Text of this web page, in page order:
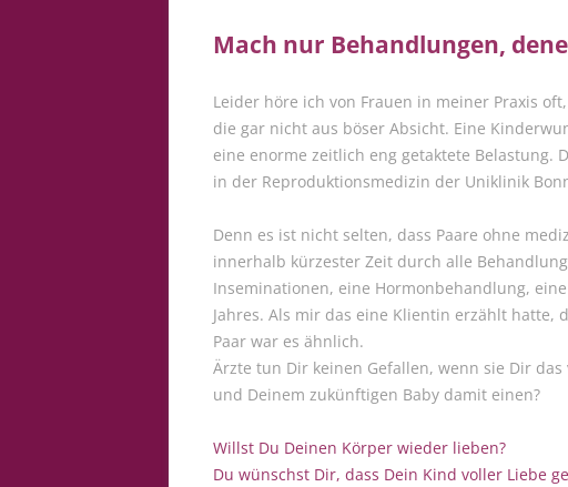
Mach nur Behandlungen,
Leider höre ich von Frauen in meiner Praxis
die gar nicht aus böser Absicht. Eine
eine enorme zeitlich eng getaktete Belastung.
in der Reproduktionsmedizin der Uniklinik
Denn es ist nicht selten, dass Paare ohne
innerhalb kürzester Zeit durch alle
Inseminationen, eine Hormonbehandlung,
Jahres. Als mir das eine Klientin erzählt hatte,
Paar war es ähnlich.
Ärzte tun Dir keinen Gefallen, wenn sie Dir
und Deinem zukünftigen Baby damit einen?
Willst Du Deinen Körper wieder lieben?
Du wünschst Dir, dass Dein Kind voller Liebe